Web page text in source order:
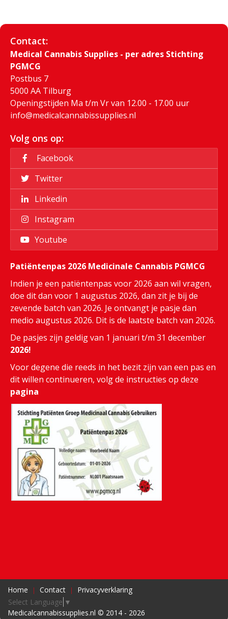
Contact:
Medical Cannabis Supplies - per adres Stichting
PGMCG
Postbus 7
5000 AA Tilburg
Openingstijden Ma t/m Vr van 12.00 - 17.00 uur
info@medicalcannabissupplies.nl
Volg ons op:
Facebook
Twitter
Linkedin
Instagram
Youtube
Patiëntenpas 2026 Medicinale Cannabis PGMCG
Indien je een patiëntenpas voor 2026 aan wil vragen,
doe dit dan voor 1 augustus 2026, dan zit je bij de
zevende batch van 2026. Je ontvangt je pasje dan
medio augustus 2026. Dit is de laatste batch van 2026.
De pasjes zijn geldig van 1 januari t/m 31 december
2026!
Voor degene die reeds in het bezit zijn van een pas en
dit willen continueren, volg de instructies op deze
pagina
Home Contact
Privacyverklaring
Select Language ▼
Medicalcannabissupplies.nl © 2014 - 2026